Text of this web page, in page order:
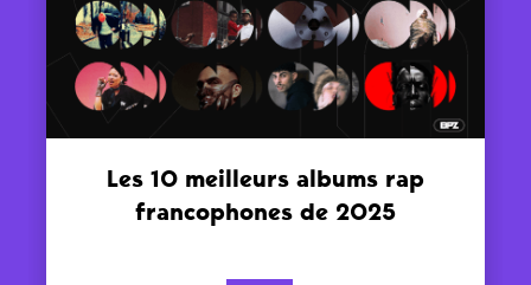
Les 10 meilleurs albums rap
francophones de 2025